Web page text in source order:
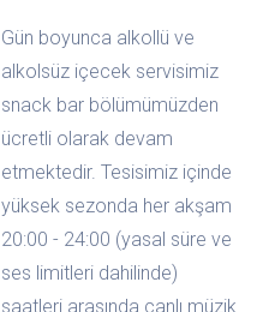
Gün boyunca alkollü ve
alkolsüz içecek servisimiz
snack bar bölümümüzden
ücretli olarak devam
etmektedir. Tesisimiz içinde
yüksek sezonda her akşam
20:00 - 24:00 (yasal süre ve
ses limitleri dahilinde)
saatleri arasında canlı müzik